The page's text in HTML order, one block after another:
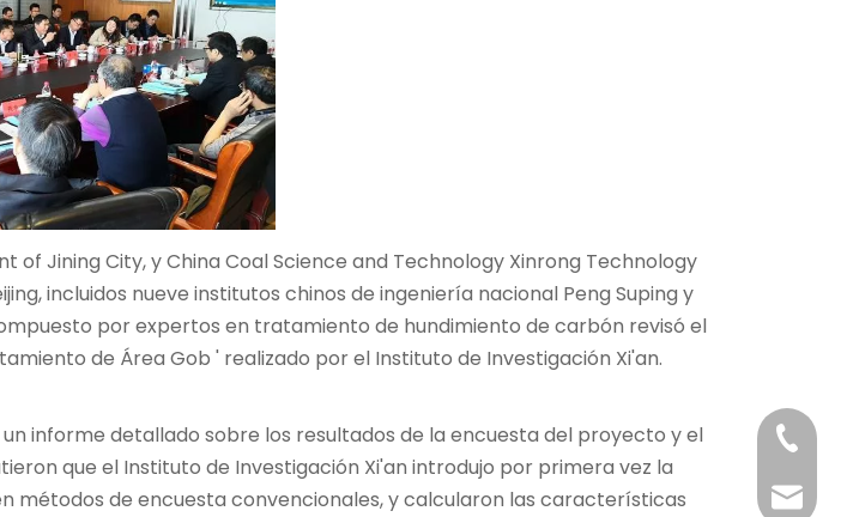
Jining City, y China Coal Science and Technology Xinrong Technology
incluidos nueve institutos chinos de ingeniería nacional Peng Suping y
por expertos en tratamiento de hundimiento de carbón revisó el
de Área Gob ' realizado por el Instituto de Investigación Xi'an.
informe detallado sobre los resultados de la encuesta del proyecto y el
que el Instituto de Investigación Xi'an introdujo por primera vez la
métodos de encuesta convencionales, y calcularon las características
+86-
+86-